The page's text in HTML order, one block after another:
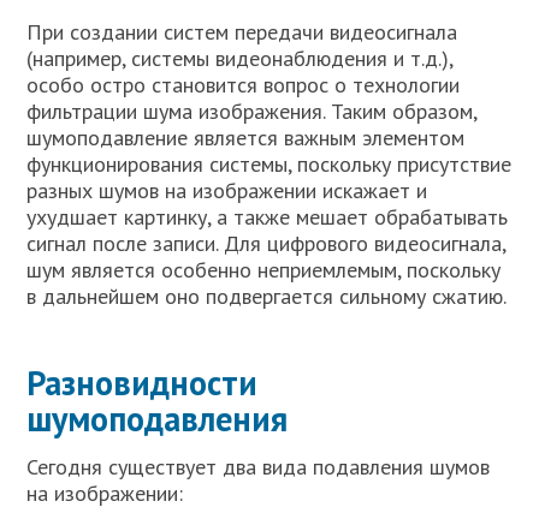
При создании систем передачи видеосигнала
(например, системы видеонаблюдения и т.д.),
особо остро становится вопрос о технологии
фильтрации шума изображения. Таким образом,
шумоподавление является важным элементом
функционирования системы, поскольку присутствие
разных шумов на изображении искажает и
ухудшает картинку, а также мешает обрабатывать
сигнал после записи. Для цифрового видеосигнала,
шум является особенно неприемлемым, поскольку
в дальнейшем оно подвергается сильному сжатию.
Разновидности
шумоподавления
Сегодня существует два вида подавления шумов
на изображении: